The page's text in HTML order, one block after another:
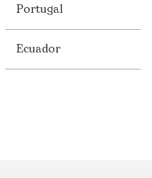
Portugal
Ecuador